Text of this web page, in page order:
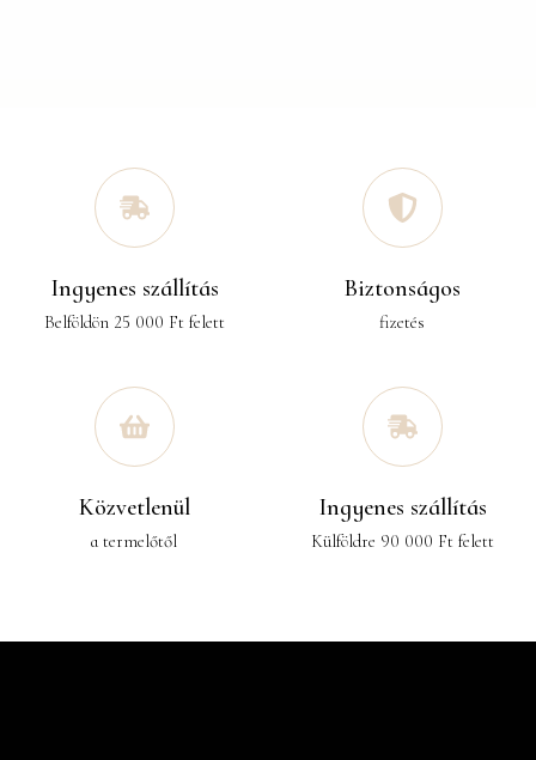
Ingyenes szállítás
Belföldön 25 000 Ft felett
Biztonságos
fizetés
Közvetlenül
a termelőtől
Ingyenes szállítás
Külföldre 90 000 Ft felett